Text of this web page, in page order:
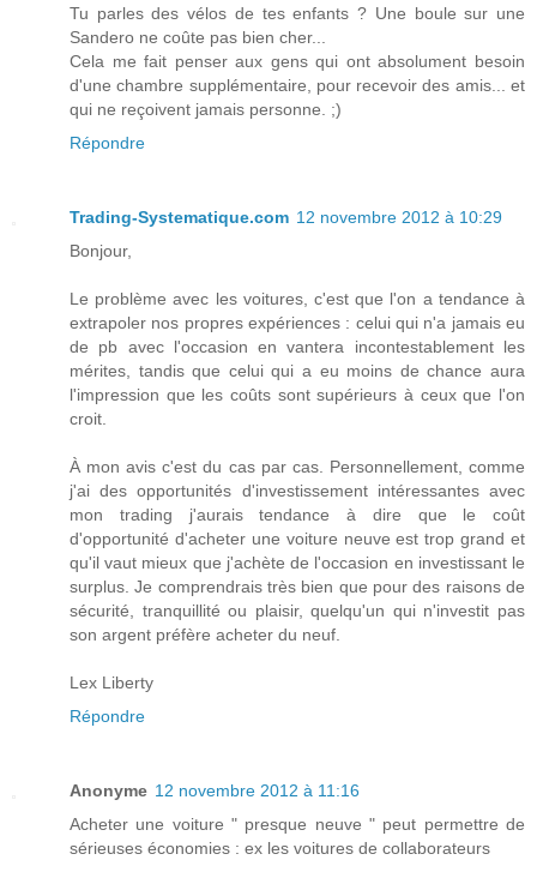
Tu parles des vélos de tes enfants ? Une boule sur une
Sandero ne coûte pas bien cher...
Cela me fait penser aux gens qui ont absolument besoin
d'une chambre supplémentaire, pour recevoir des amis... et
qui ne reçoivent jamais personne. ;)
Répondre
Trading-Systematique.com 12 novembre 2012 à 10:29
Bonjour,
Le problème avec les voitures, c'est que l'on a tendance à
extrapoler nos propres expériences : celui qui n'a jamais eu
de pb avec l'occasion en vantera incontestablement les
mérites, tandis que celui qui a eu moins de chance aura
l'impression que les coûts sont supérieurs à ceux que l'on
croit.
À mon avis c'est du cas par cas. Personnellement, comme
j'ai des opportunités d'investissement intéressantes avec
mon trading j'aurais tendance à dire que le coût
d'opportunité d'acheter une voiture neuve est trop grand et
qu'il vaut mieux que j'achète de l'occasion en investissant le
surplus. Je comprendrais très bien que pour des raisons de
sécurité, tranquillité ou plaisir, quelqu'un qui n'investit pas
son argent préfère acheter du neuf.
Lex Liberty
Répondre
Anonyme 12 novembre 2012 à 11:16
Acheter une voiture " presque neuve " peut permettre de
sérieuses économies : ex les voitures de collaborateurs